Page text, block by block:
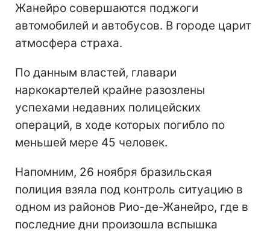
Жанейро совершаются поджоги
автомобилей и автобусов. В городе царит
атмосфера страха.
По данным властей, главари
наркокартелей крайне разозлены
успехами недавних полицейских
операций, в ходе которых погибло по
меньшей мере 45 человек.
Напомним, 26 ноября бразильская
полиция взяла под контроль ситуацию в
одном из районов Рио-де-Жанейро, где в
последние дни произошла вспышка